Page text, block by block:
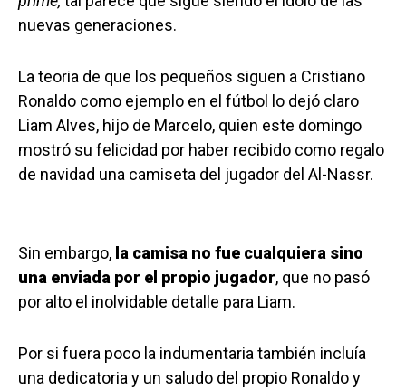
nuevas generaciones.
La teoria de que los pequeños siguen a Cristiano
Ronaldo como ejemplo en el fútbol lo dejó claro
Liam Alves, hijo de Marcelo, quien este domingo
mostró su felicidad por haber recibido como regalo
de navidad una camiseta del jugador del Al-Nassr.
Sin embargo, la camisa no fue cualquiera sino
una enviada por el propio jugador, que no pasó
por alto el inolvidable detalle para Liam.
Por si fuera poco la indumentaria también incluía
una dedicatoria y un saludo del propio Ronaldo y